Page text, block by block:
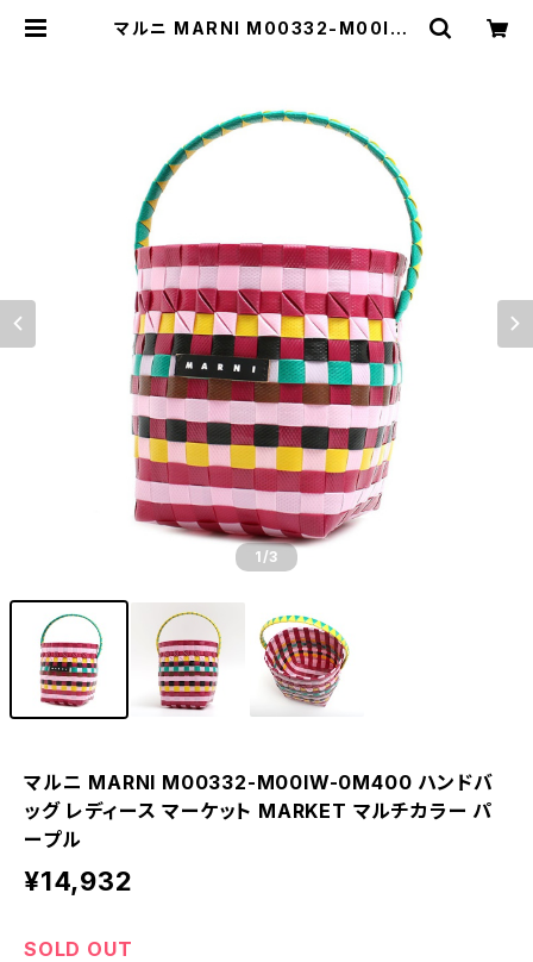
マルニ MARNI M00332-M00IW-
1/3
マルニ MARNI M00332-M00IW-0M400 ハンドバ
ッグ レディース マーケット MARKET マルチカラー パ
ープル
¥14,932
SOLD OUT